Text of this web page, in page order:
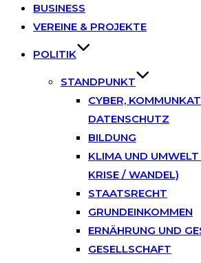
BUSINESS
VEREINE & PROJEKTE
POLITIK
STANDPUNKT
CYBER,
DATENSCHUTZ
BILDUNG
KLIMA UND
KRISE / WANDEL)
STAATSRECHT
GRUNDEINKOMMEN
ERNÄHRUNG UND
GESELLSCHAFT